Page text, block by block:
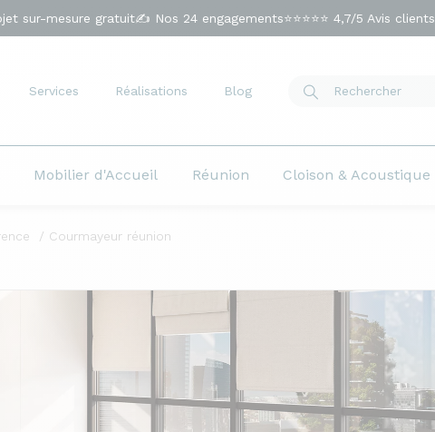
sur-mesure gratuit✍️ Nos 24 engagements⭐⭐⭐⭐⭐ 4,7/5 Avis clients
Services Réalisations Blog
Mobilier d'Accueil Réunion Cloison & Acoustique
Courmayeur réunion